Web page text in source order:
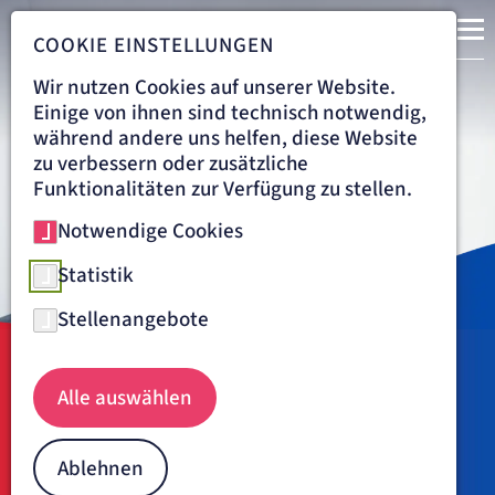
Dr. med. Catharina Trüg Ärztliche Leitung ZNA
Navigationspfad
ST. JOSEFSKRANKENHAUS FREIBURG
Dr. med. Catharina Trüg
"Ein Mensch ist manchmal wie verwandelt, sobald man
COOKIE EINSTELLUNGEN
Wir nutzen Cookies auf unserer Website.
Einige von ihnen sind technisch notwendig,
während andere uns helfen, diese Website
zu verbessern oder zusätzliche
Funktionalitäten zur Verfügung zu stellen.
Notwendige Cookies
Statistik
Stellenangebote
Alle auswählen
Ablehnen